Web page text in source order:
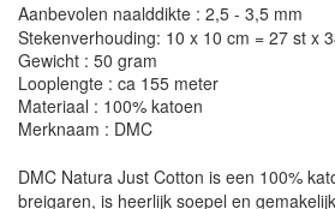
Aanbevolen naalddikte : 2,5 - 3,5 mm
Stekenverhouding: 10 x 10 cm = 27 st x
Gewicht : 50 gram
Looplengte : ca 155 meter
Materiaal : 100% katoen
Merknaam : DMC
DMC Natura Just Cotton is een 100%
breigaren, is heerlijk soepel en